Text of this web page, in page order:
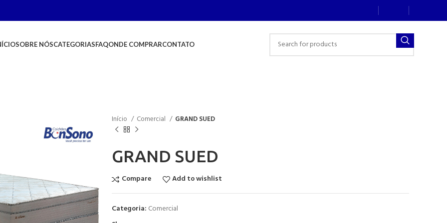
SOBRE NÓSCATEGORIASFAQONDE COMPRARCONTATO
Início Comercial GRAND SUED
GRAND SUED
Compare Add to wishlist
Categoria: Comercial